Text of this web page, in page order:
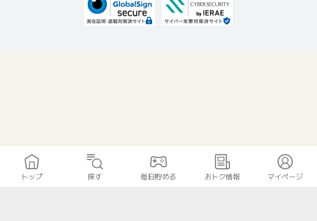
トップ 探す 毎日貯める おトク情報 マイページ